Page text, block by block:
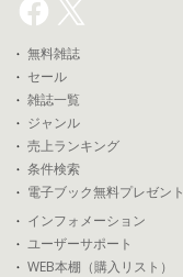
無料雑誌
セール
雑誌一覧
ジャンル
売上ランキング
条件検索
電子ブック無料プレゼント
インフォメーション
ユーザーサポート
WEB本棚（購入リスト）